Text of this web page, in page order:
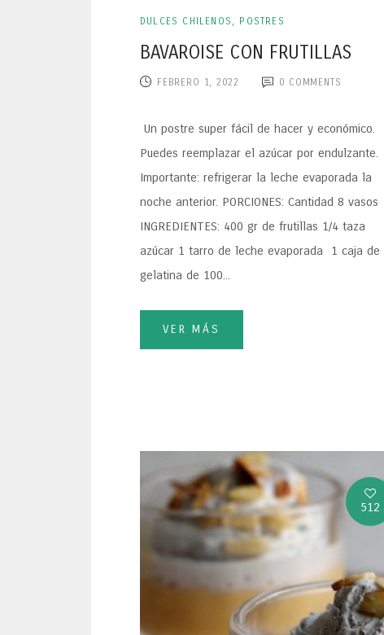
DULCES CHILENOS , POSTRES
BAVAROISE CON FRUTILLAS
FEBRERO 1, 2022 0 COMMENTS
Un postre super fácil de hacer y económico.
Puedes reemplazar el azúcar por endulzante.
Importante: refrigerar la leche evaporada la
noche anterior. PORCIONES: Cantidad 8 vasos
INGREDIENTES: 400 gr de frutillas 1/4 taza
azúcar 1 tarro de leche evaporada 1 caja de
gelatina de 100...
VER MÁS
512